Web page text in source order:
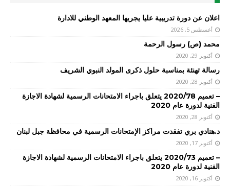
اعلان عن دورة تدريبية عليا يجريها المعهد الوطني للادارة
أغسطس 5, 2026
محمد (ص) رسول الرحمة
أكتوبر 29, 2020
رسالة تهنئة بمناسبة حلول ذكرى المولد النبوي الشريف
أكتوبر 28, 2020
– تعميم 2020/78 يتعلق باجراء الامتحانات الرسمية لشهادة الاجازة
الفنية لدورة عام 2020
أكتوبر 28, 2020
د.هنادي بري تفقدت مراكز الإمتحانات الرسمية في محافظة جبل لبنان
أكتوبر 17, 2020
– تعميم 2020/73 يتعلق باجراء الامتحانات الرسمية لشهادة الاجازة
الفنية لدورة عام 2020
أكتوبر 16, 2020